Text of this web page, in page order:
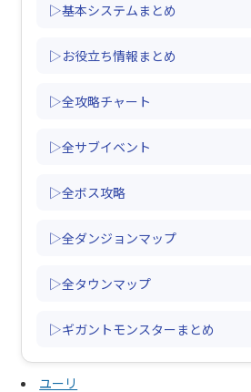
▷基本システムまとめ
▷お役立ち情報まとめ
▷全攻略チャート
▷全サブイベント
▷全ボス攻略
▷全ダンジョンマップ
▷全タウンマップ
▷ギガントモンスターまとめ
ユーリ